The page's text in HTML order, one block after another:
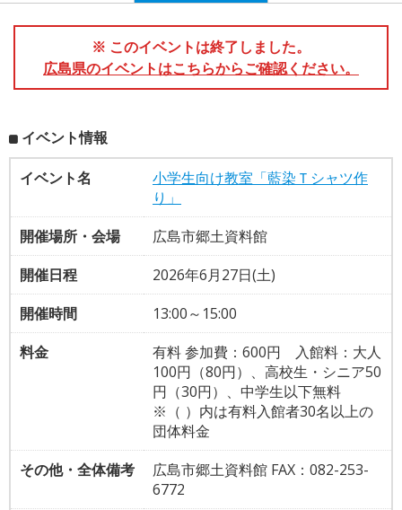
※ このイベントは終了しました。
広島県のイベントはこちらからご確認ください。
イベント情報
イベント名
小学生向け教室「藍染Ｔシャツ作
り」
開催場所・会場
広島市郷土資料館
開催日程
2026年6月27日(土)
開催時間
13:00～15:00
料金
有料 参加費：600円 入館料：大人
100円（80円）、高校生・シニア50
円（30円）、中学生以下無料
※（ ）内は有料入館者30名以上の
団体料金
その他・全体備考
広島市郷土資料館 FAX：082-253-
6772